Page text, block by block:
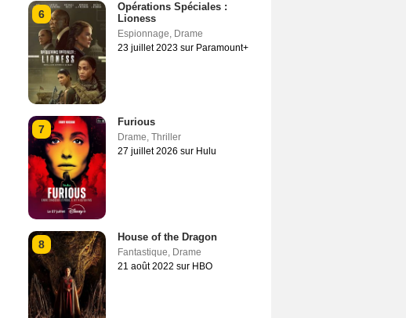
6
Opérations Spéciales :
Lioness
Espionnage, Drame
23 juillet 2023 sur Paramount+
7
Furious
Drame, Thriller
27 juillet 2026 sur Hulu
8
House of the Dragon
Fantastique, Drame
21 août 2022 sur HBO